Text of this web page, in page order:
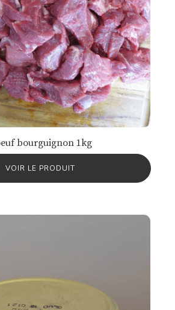
bourguignon 1kg
VOIR LE PRODUIT